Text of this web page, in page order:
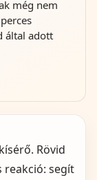
még nem
által adott
Rövid
reakció: segít